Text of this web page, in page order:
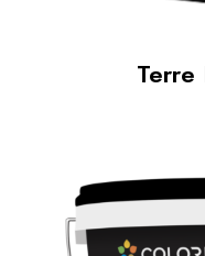
Terre